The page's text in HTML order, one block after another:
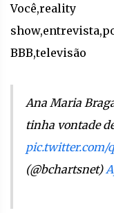
Você,reality
BBB,televisão
Ana Maria
tinha vontade
pic.twitter.com/
(@bchartsnet)